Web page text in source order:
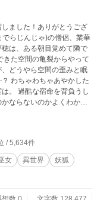
ました！ありがとうござ
は、ある朝目覚めて隣で
きた空間の亀裂からやって
どうやら空間の歪みと眠
わちゃわちゃあやかした
。 過酷な宿命を背負うし
ならないのかよくわから
タジー。
/ 5,634件
女 異世界
妖狐